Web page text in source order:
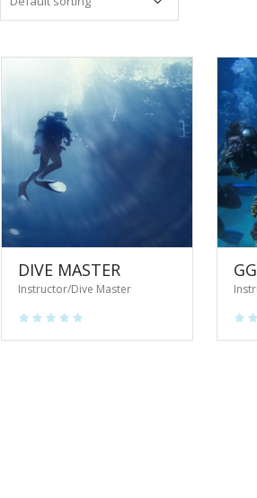
DIVE MASTER
Instructor/Dive Master